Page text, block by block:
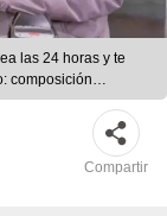
las 24 horas y te
composición
Compartir